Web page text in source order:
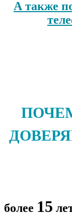
А также
более 15